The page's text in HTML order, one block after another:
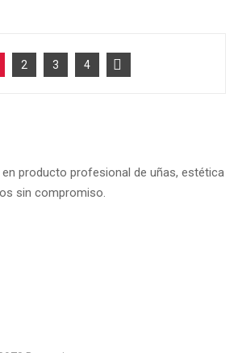
2 3 4
producto profesional de uñas, estética
sin compromiso.